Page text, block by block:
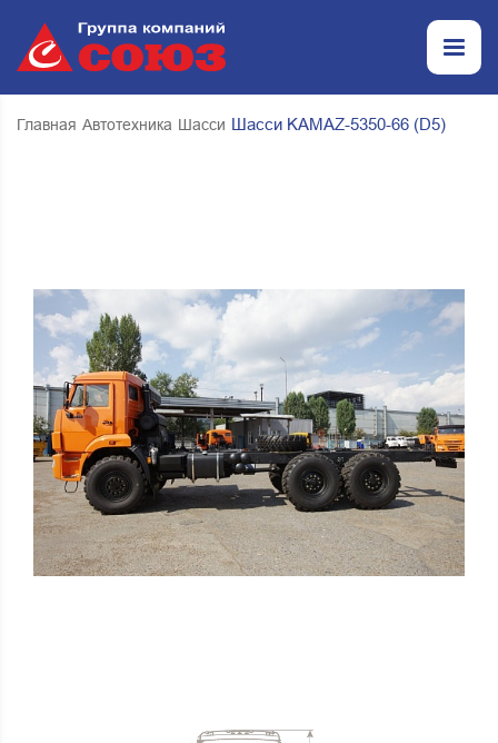
Главная Автотехника Шасси Шасси KAMAZ-5350-66 (D5)